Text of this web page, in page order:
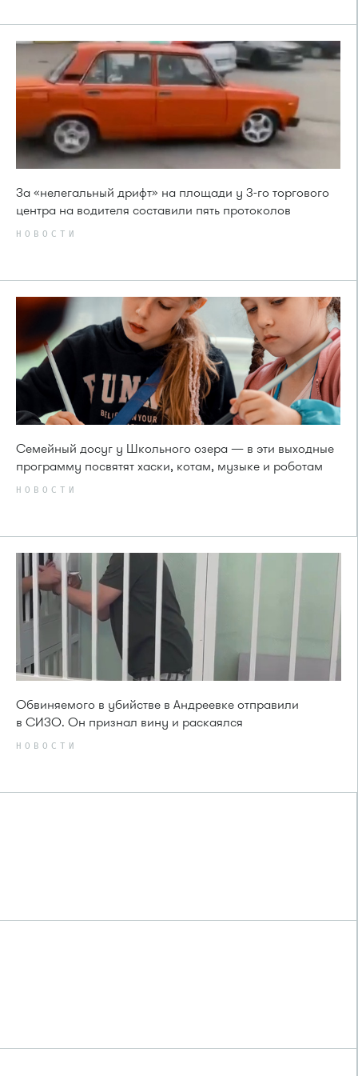
За «нелегальный дрифт» на площади у 3-го торгового
центра на водителя составили пять протоколов
НОВОСТИ
Семейный досуг у Школьного озера — в эти выходные
программу посвятят хаски, котам, музыке и роботам
НОВОСТИ
Обвиняемого в убийстве в Андреевке отправили
в СИЗО. Он признал вину и раскаялся
НОВОСТИ